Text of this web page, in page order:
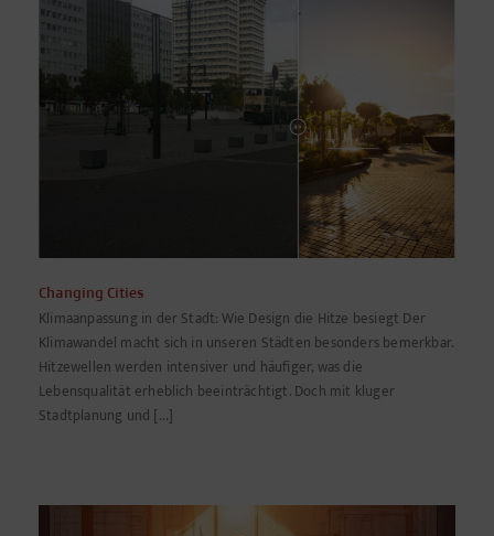
Changing Cities
Klimaanpassung in der Stadt: Wie Design die Hitze besiegt Der
Klimawandel macht sich in unseren Städten besonders bemerkbar.
Hitzewellen werden intensiver und häufiger, was die
Lebensqualität erheblich beeinträchtigt. Doch mit kluger
Stadtplanung und [...]